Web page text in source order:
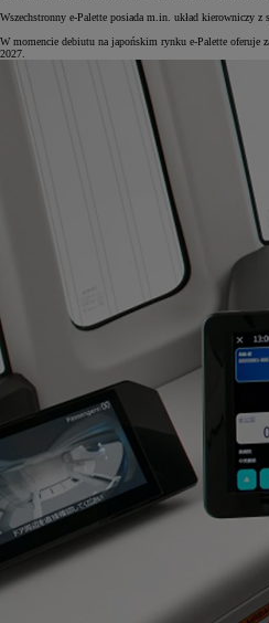
Wszechstronny e-Palette posiada m.in. układ kierowniczy
W momencie debiutu na japońskim rynku e-Palette oferuje
2027.